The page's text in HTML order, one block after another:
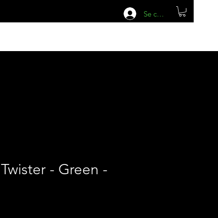
Se connecter
- Green -